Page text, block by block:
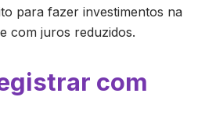
para fazer investimentos na
com juros reduzidos.
com